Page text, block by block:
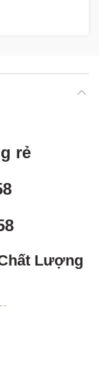
rẻ
Lượng